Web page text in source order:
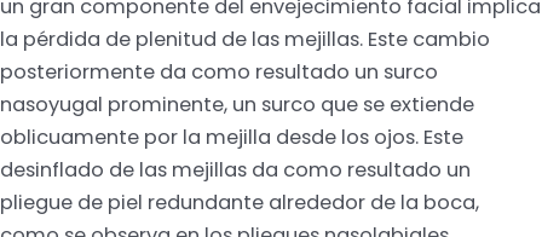
un gran componente del envejecimiento facial implica
la pérdida de plenitud de las mejillas. Este cambio
posteriormente da como resultado un surco
nasoyugal prominente, un surco que se extiende
oblicuamente por la mejilla desde los ojos. Este
desinflado de las mejillas da como resultado un
pliegue de piel redundante alrededor de la boca,